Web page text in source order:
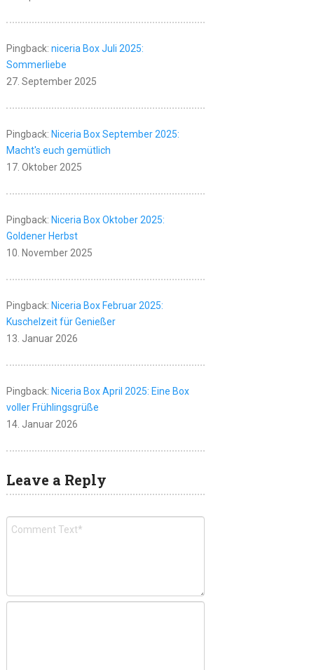
Pingback: niceria Box Juli 2025:
Sommerliebe
27. September 2025
Pingback: Niceria Box September 2025:
Macht's euch gemütlich
17. Oktober 2025
Pingback: Niceria Box Oktober 2025:
Goldener Herbst
10. November 2025
Pingback: Niceria Box Februar 2025:
Kuschelzeit für Genießer
13. Januar 2026
Pingback: Niceria Box April 2025: Eine Box
voller Frühlingsgrüße
14. Januar 2026
Leave a Reply